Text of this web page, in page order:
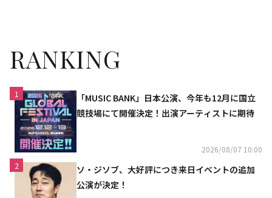
RANKING
1
「MUSIC BANK」日本公演、今年も12月に国立
競技場にて開催決定！出演アーティストに期待
2026/08/07 10:00
2
ソ・ジソブ、大好評につき来日イベントの追加
公演が決定！